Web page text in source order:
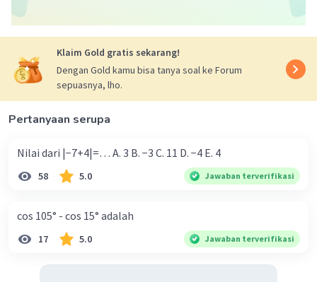
Beri Rating·5.0( 1) Balas
Klaim Gold gratis sekarang!
Dengan Gold kamu bisa tanya soal ke Forum
sepuasnya, lho.
Pertanyaan serupa
Nilai dari |−7+4|=… A. 3 B. −3 C. 11 D. −4 E. 4
58 5.0 Jawaban terverifikasi
cos 105° - cos 15° adalah
17 5.0 Jawaban terverifikasi